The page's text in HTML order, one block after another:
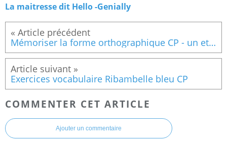
La maitresse dit Hello -Genially
Mémoriser la forme orthographique CP - un et une
Exercices vocabulaire Ribambelle bleu CP
COMMENTER CET ARTICLE
Ajouter un commentaire